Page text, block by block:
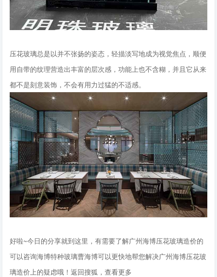
压花玻璃总是以并不张扬的姿态，轻描淡写地成为视觉焦点，顺便
用自带的纹理营造出丰富的层次感，功能上也不含糊，并且它从来
都不是刻意装饰，不会有用力过猛的不适感。
好啦~今日的分享就到这里，有需要了解广州海博压花玻璃造价的
可以咨询海博特种玻璃曹海博可以更快地帮您解决广州海博压花玻
璃造价上的疑虑哦！返回搜狐，查看更多